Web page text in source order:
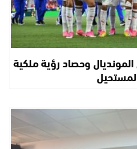
وحصاد رؤية ملكية